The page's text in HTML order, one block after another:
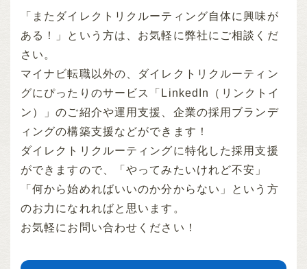
「またダイレクトリクルーティング自体に興味が
ある！」という方は、お気軽に弊社にご相談くだ
さい。
マイナビ転職以外の、ダイレクトリクルーティン
グにぴったりのサービス「LinkedIn（リンクトイ
ン）」のご紹介や運用支援、企業の採用ブランデ
ィングの構築支援などができます！
ダイレクトリクルーティングに特化した採用支援
ができますので、「やってみたいけれど不安」
「何から始めればいいのか分からない」という方
のお力になれればと思います。
お気軽にお問い合わせください！